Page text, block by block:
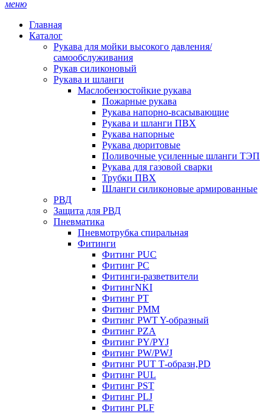
меню
Главная
Каталог
Рукава для мойки высокого давления/
самообслуживания
Рукав силиконовый
Рукава и шланги
Маслобензостойкие рукава
Пожарные рукава
Рукава напорно-всасывающие
Рукава и шланги ПВХ
Рукава напорные
Рукава дюритовые
Поливочные усиленные шланги ТЭП
Рукава для газовой сварки
Трубки ПВХ
Шланги силиконовые армированные
РВД
Защита для РВД
Пневматика
Пневмотрубка спиральная
Фитинги
Фитинг PUC
Фитинг PC
Фитинги-разветвители
ФитингNKI
Фитинг РТ
Фитинг РММ
Фитинг РWT Y-образный
Фитинг PZA
Фитинг PY/PYJ
Фитинг PW/PWJ
Фитинг PUT Т-образн,PD
Фитинг PUL
Фитинг PST
Фитинг PLJ
Фитинг PLF